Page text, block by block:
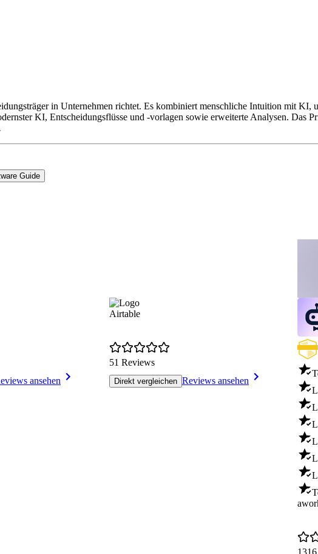
in Unternehmen richtet. Es kombiniert menschliche Intuition mit KI,
KI, Entscheidungsflüsse und -vorlagen sowie erweiterte Analysen. Das
Guide
ansehen
Airtable
51 Reviews
Direkt vergleichen Reviews ansehen